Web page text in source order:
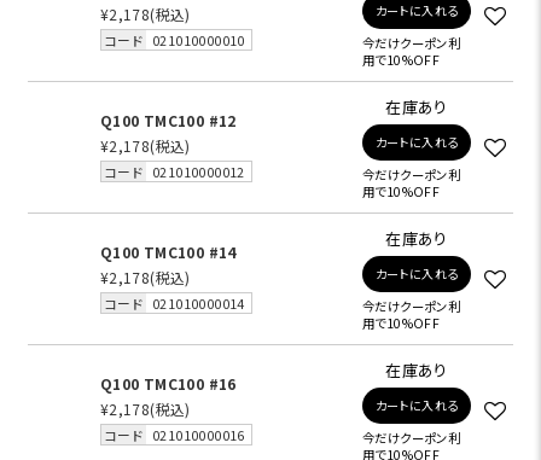
¥2,178(税込)
コード 021010000010
カートに入れる
今だけクーポン利
用で10%OFF
Q100 TMC100 #12
¥2,178(税込)
コード 021010000012
在庫あり
カートに入れる
今だけクーポン利
用で10%OFF
Q100 TMC100 #14
¥2,178(税込)
コード 021010000014
在庫あり
カートに入れる
今だけクーポン利
用で10%OFF
Q100 TMC100 #16
¥2,178(税込)
コード 021010000016
在庫あり
カートに入れる
今だけクーポン利
用で10%OFF